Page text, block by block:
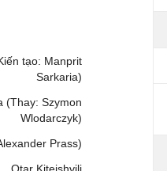
tạo: Manprit
Sarkaria)
(Thay: Szymon
Wlodarczyk)
Prass)
Otar Kiteishvili